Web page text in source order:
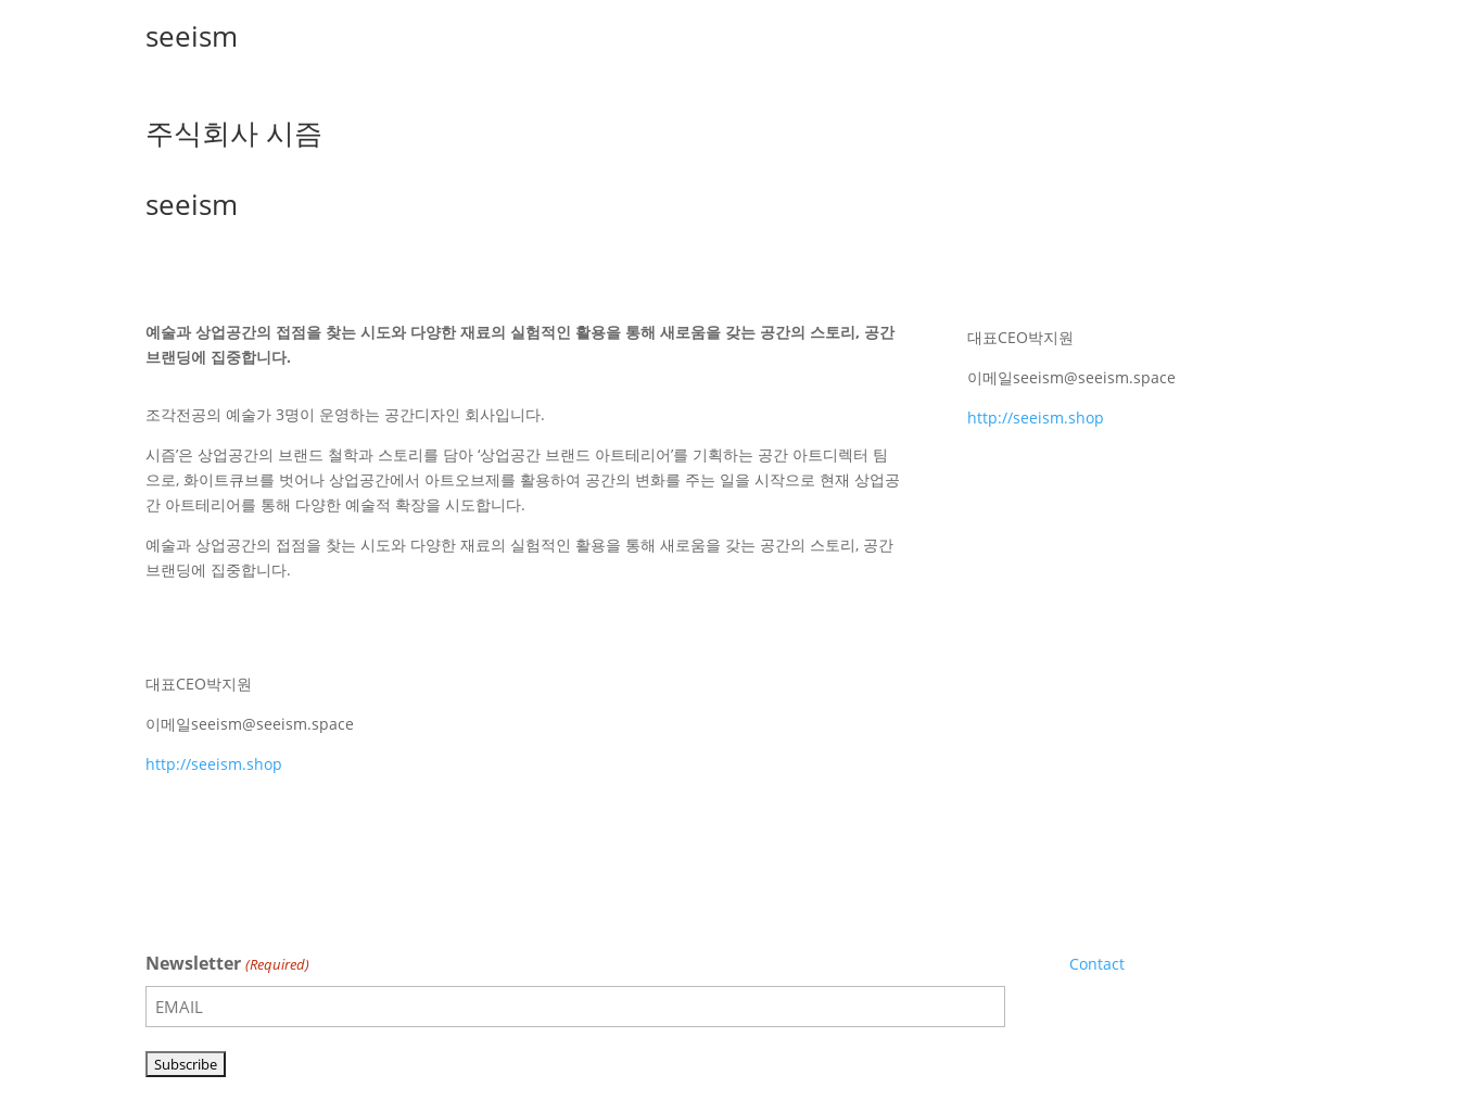
seeism
주식회사 시즘
seeism
예술과 상업공간의 접점을 찾는 시도와 다양한 재료의 실험적인 활용을 통해 새로움을 갖는 공간의 스토리, 공간
브랜딩에 집중합니다.
조각전공의 예술가 3명이 운영하는 공간디자인 회사입니다.
시즘’은 상업공간의 브랜드 철학과 스토리를 담아 ‘상업공간 브랜드 아트테리어’를 기획하는 공간 아트디렉터 팀
으로, 화이트큐브를 벗어나 상업공간에서 아트오브제를 활용하여 공간의 변화를 주는 일을 시작으로 현재 상업공
간 아트테리어를 통해 다양한 예술적 확장을 시도합니다.
예술과 상업공간의 접점을 찾는 시도와 다양한 재료의 실험적인 활용을 통해 새로움을 갖는 공간의 스토리, 공간
브랜딩에 집중합니다.
대표CEO박지원
이메일seeism@seeism.space
http://seeism.shop
대표CEO박지원
이메일seeism@seeism.space
http://seeism.shop
Newsletter (Required) Contact